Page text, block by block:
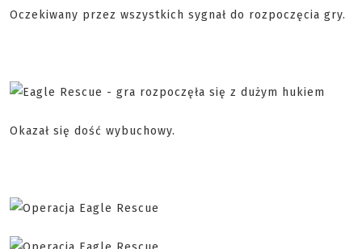
Oczekiwany przez wszystkich sygnał do rozpoczęcia gry.
Okazał się dość wybuchowy.